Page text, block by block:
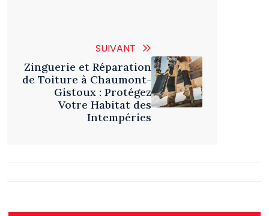
SUIVANT
Zinguerie et Réparation
de Toiture à Chaumont-
Gistoux : Protégez
Votre Habitat des
Intempéries